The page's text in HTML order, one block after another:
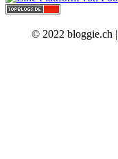
© 2022 bloggie.ch |